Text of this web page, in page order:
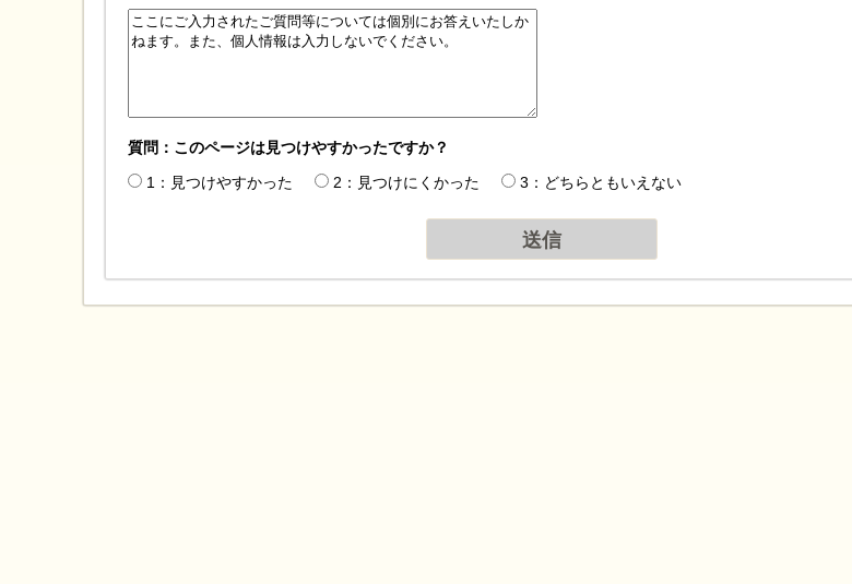
質問：このページは見つけやすかったですか？
1：見つけやすかった
2：見つけにくかった 3：どちらともいえない